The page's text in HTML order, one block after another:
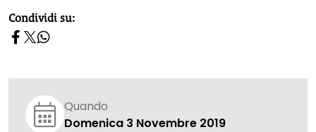
homepage h2
Condividi su:
Quando
Domenica 3 Novembre 2019